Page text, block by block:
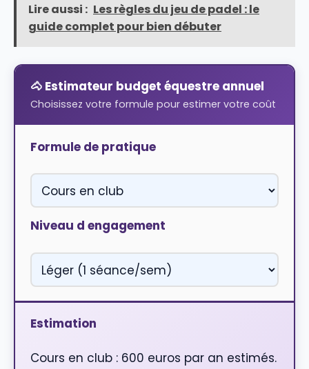
Lire aussi : Les règles du jeu de padel : le
guide complet pour bien débuter
🐴 Estimateur budget équestre annuel
Choisissez votre formule pour estimer votre coût
Formule de pratique
Niveau d engagement
Estimation
Cours en club : 600 euros par an estimés.